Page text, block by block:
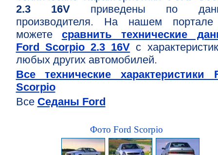
2.3 16Vприведены по
производителя. На нашем
можете сравнить технические
Ford Scorpio 2.3 16V с
любых других автомобилей.
Все технические характеристики
Scorpio
Все Седаны Ford
Фото Ford Scorpio